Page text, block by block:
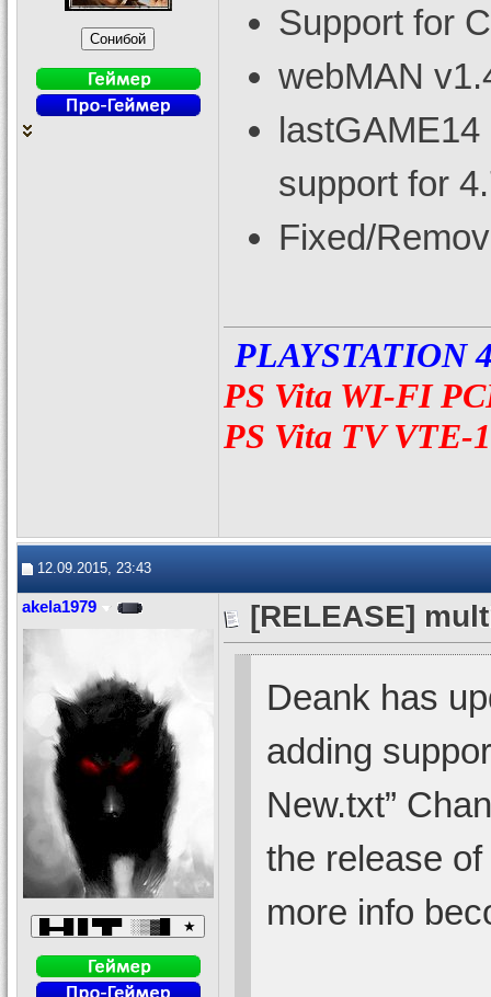
Support for
webMAN
support for
Fixed/
PLAYSTATION
PS Vita WI-FI
PS Vita TV VTE-
12.09.2015, 23:43
akela1979 [RELEASE]
Deank has
adding
New.txt”
the release of
more info